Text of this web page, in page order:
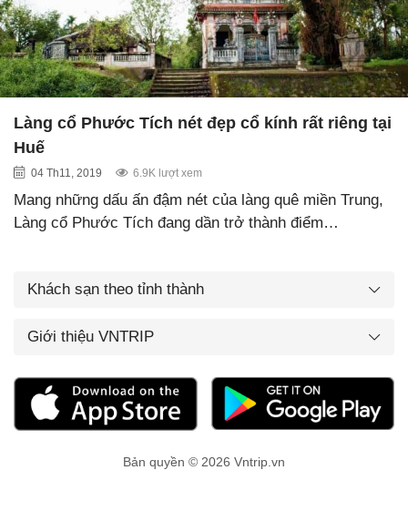
Làng cổ Phước Tích nét đẹp cổ kính rất riêng tại
Huế
04 Th11, 2019 6.9K lượt xem
Mang những dấu ấn đậm nét của làng quê miền Trung,
Làng cổ Phước Tích đang dần trở thành điểm…
Khách sạn theo tỉnh thành
Giới thiệu VNTRIP
Bản quyền © 2026 Vntrip.vn